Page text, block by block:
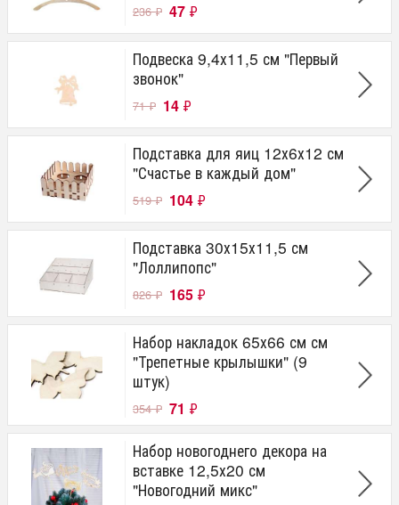
236₽ 47 ₽
Подвеска 9,4х11,5 см "Первый
звонок"
71₽ 14 ₽
Подставка для яиц 12х6х12 см
"Счастье в каждый дом"
519₽ 104 ₽
Подставка 30х15х11,5 см
"Лоллипопс"
826₽ 165 ₽
Набор накладок 65х66 см см
"Трепетные крылышки" (9
штук)
354₽ 71 ₽
Набор новогоднего декора на
вставке 12,5х20 см
"Новогодний микс"